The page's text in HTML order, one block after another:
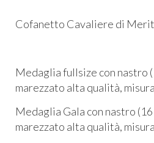
Cofanetto Cavaliere di
Medaglia fullsize con nastro
marezzato alta qualità,
Medaglia Gala con nastro
marezzato alta qualità,